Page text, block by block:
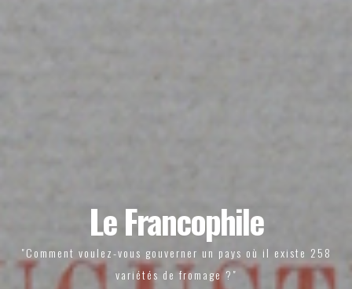
Le Francophile
"Comment voulez-vous gouverner un pays où il existe 258
variétés de fromage ?"